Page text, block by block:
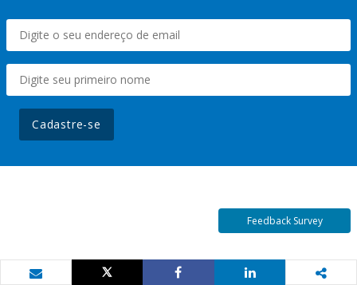
Cadastre-se
Feedback Survey